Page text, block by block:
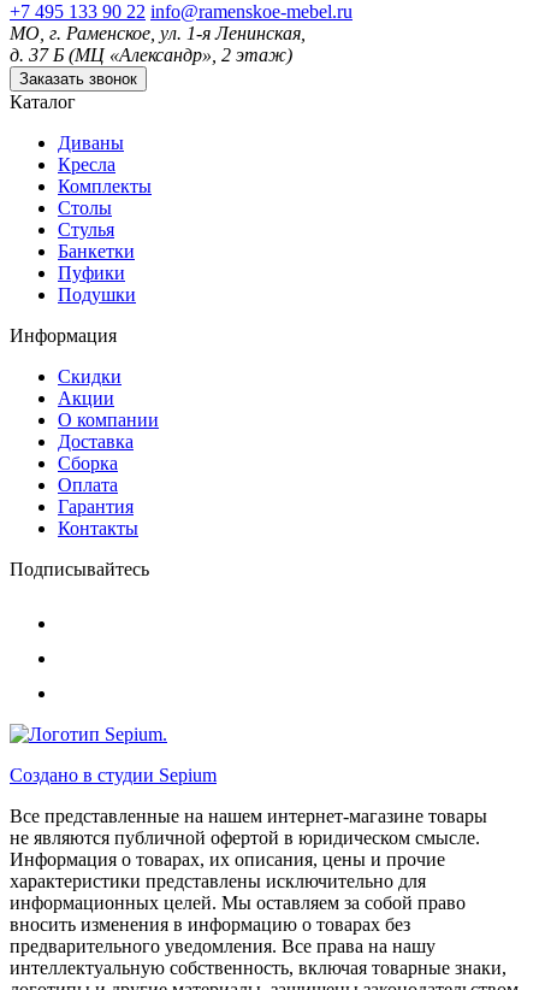
+7 495 133 90 22 info@ramenskoe-mebel.ru
МО, г. Раменское, ул. 1-я Ленинская,
д. 37 Б (МЦ «Александр», 2 этаж)
Заказать звонок
Каталог
Диваны
Кресла
Комплекты
Столы
Стулья
Банкетки
Пуфики
Подушки
Информация
Скидки
Акции
О компании
Доставка
Сборка
Оплата
Гарантия
Контакты
Подписывайтесь
Создано в студии Sepium
Все представленные на нашем интернет-магазине товары
не являются публичной офертой в юридическом смысле.
Информация о товарах, их описания, цены и прочие
характеристики представлены исключительно для
информационных целей. Мы оставляем за собой право
вносить изменения в информацию о товарах без
предварительного уведомления. Все права на нашу
интеллектуальную собственность, включая товарные знаки,